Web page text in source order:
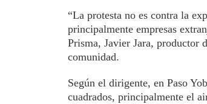
“La protesta no es contra la
principalmente empresas
Prisma, Javier Jara, productor
comunidad.
Según el dirigente, en Paso
cuadrados, principalmente el